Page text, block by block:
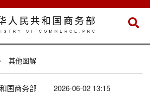
其他图解
国商务部 2026-06-02 13:15